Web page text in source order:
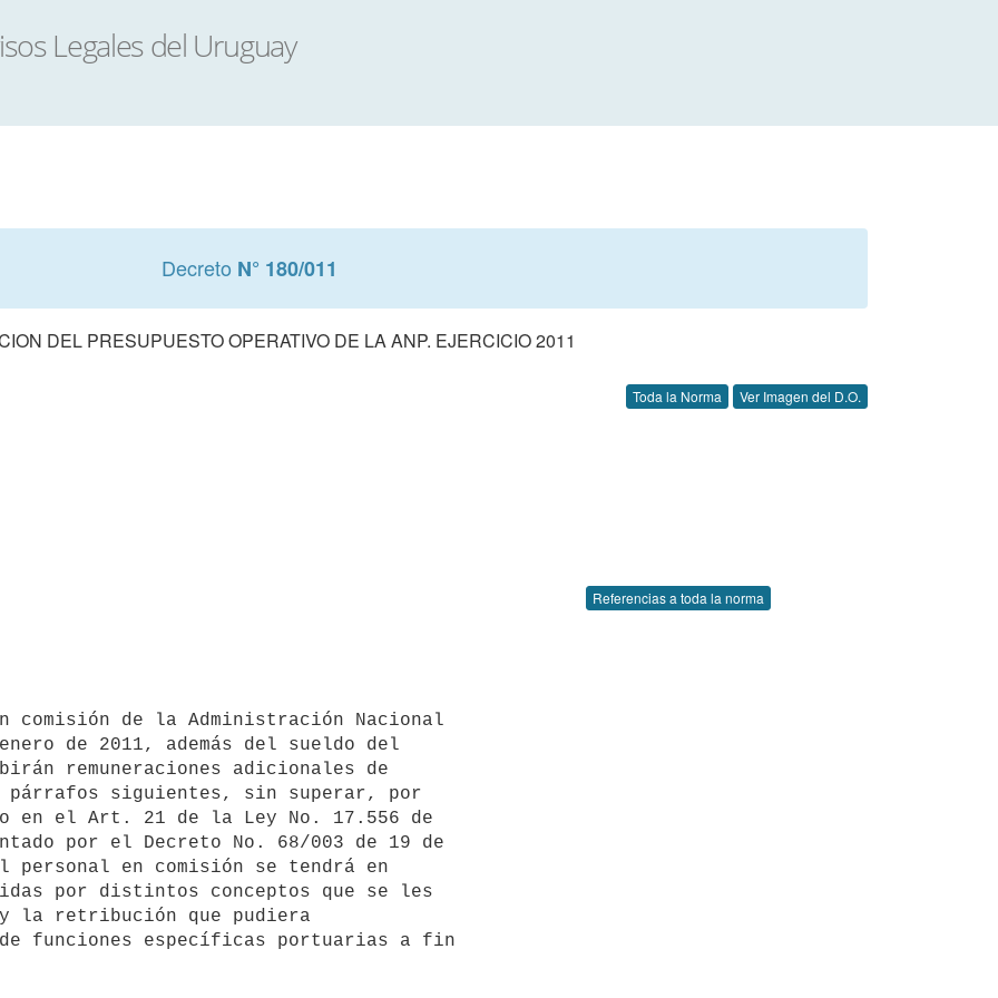
Decreto N° 180/011
DEL PRESUPUESTO OPERATIVO DE LA ANP. EJERCICIO 2011
Toda la Norma Ver Imagen del D.O.
Referencias a toda la norma